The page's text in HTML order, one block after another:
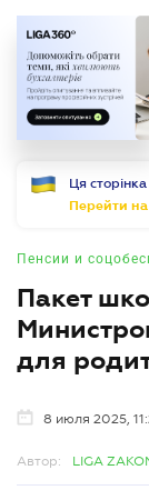
БУХГАЛТЕР
Ця
Перейти на
Пенсии и
Пакет
для
8 июля 2025,
Автор: LIGA